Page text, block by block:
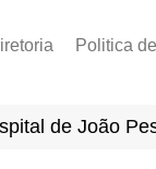
2022
Politica
de João